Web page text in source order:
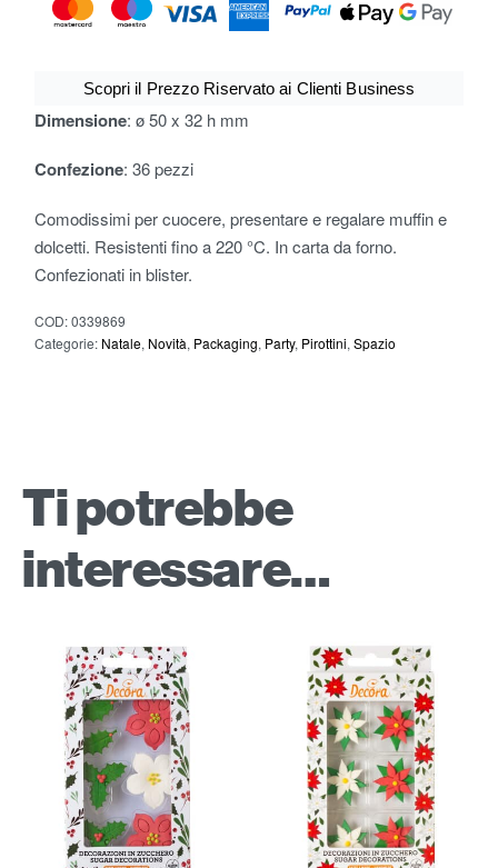
Scopri il Prezzo Riservato ai Clienti Business
Dimensione: ø 50 x 32 h mm
Confezione: 36 pezzi
Comodissimi per cuocere, presentare e regalare muffin e
dolcetti. Resistenti fino a 220 °C. In carta da forno.
Confezionati in blister.
COD:0339869
Categorie: Natale, Novità, Packaging, Party, Pirottini,Spazio
Ti potrebbe
interessare…